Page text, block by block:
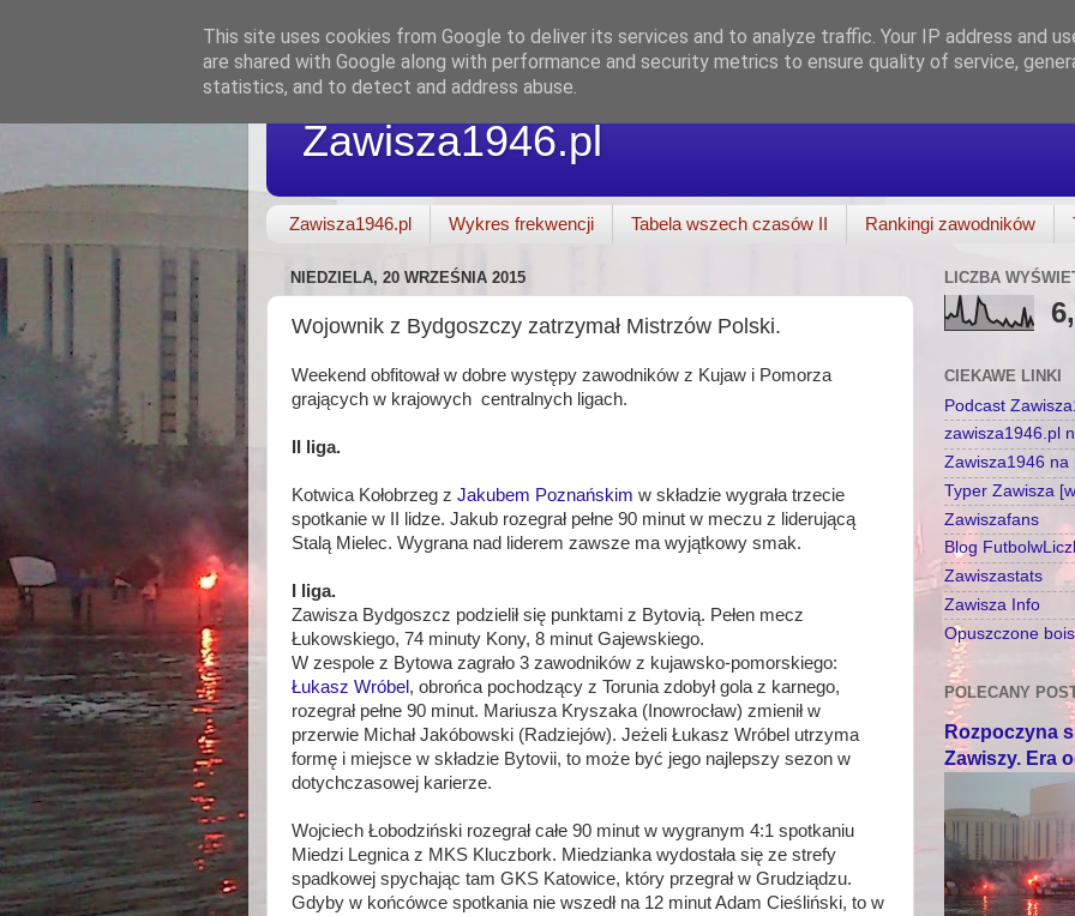
Zawisza1946.pl
Zawisza1946.pl Wykres frekwencji Tabela wszech czasów II Rankingi zawodników
NIEDZIELA, 20 WRZEŚNIA 2015
Wojownik z Bydgoszczy zatrzymał Mistrzów Polski.
Weekend obfitował w dobre występy zawodników z Kujaw i Pomorza
grających w krajowych centralnych ligach.
II liga.
Kotwica Kołobrzeg z Jakubem Poznańskim w składzie wygrała trzecie
spotkanie w II lidze. Jakub rozegrał pełne 90 minut w meczu z liderującą
Stalą Mielec. Wygrana nad liderem zawsze ma wyjątkowy smak.
I liga.
Zawisza Bydgoszcz podzielił się punktami z Bytovią. Pełen mecz
Łukowskiego, 74 minuty Kony, 8 minut Gajewskiego.
W zespole z Bytowa zagrało 3 zawodników z kujawsko-pomorskiego:
Łukasz Wróbel , obrońca pochodzący z Torunia zdobył gola z karnego,
rozegrał pełne 90 minut. Mariusza Kryszaka (Inowrocław) zmienił w
przerwie Michał Jakóbowski (Radziejów). Jeżeli Łukasz Wróbel utrzyma
formę i miejsce w składzie Bytovii, to może być jego najlepszy sezon w
dotychczasowej karierze.
Wojciech Łobodziński rozegrał całe 90 minut w wygranym 4:1 spotkaniu
Miedzi Legnica z MKS Kluczbork. Miedzianka wydostała się ze strefy
spadkowej spychając tam GKS Katowice, który przegrał w Grudziądzu.
Gdyby w końcówce spotkania nie wszedł na 12 minut Adam Cieśliński, to w
LICZBA
CIEKAWE LINKI
Podcast
zawisza1946.pl
Zawisza1946 na
Typer Zawisza
Zawiszafans
Blog
Zawiszastats
Zawisza Info
Opuszczone
POLECANY
Rozpoczyna
Zawiszy. Era
This site uses cookies from Google to deliver its services and to analyze traffic. Your IP address and
are shared with Google along with performance and security metrics to ensure quality of service,
statistics, and to detect and address abuse.